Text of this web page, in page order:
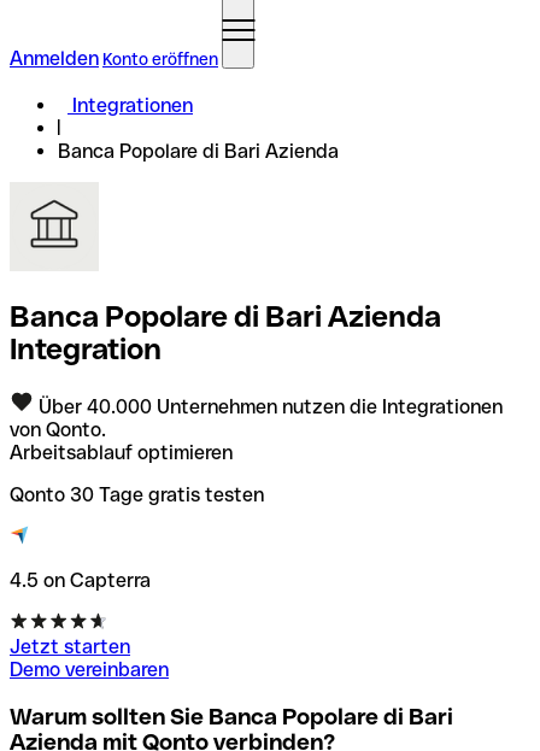
Anmelden Konto eröffnen
Integrationen
Banca Popolare di Bari Azienda
Banca Popolare di Bari Azienda
Integration
Über 40.000 Unternehmen nutzen die Integrationen
von Qonto.
Arbeitsablauf optimieren
Qonto 30 Tage gratis testen
4.5 on Capterra
Jetzt starten
Demo vereinbaren
Warum sollten Sie Banca Popolare di Bari
Azienda mit Qonto verbinden?